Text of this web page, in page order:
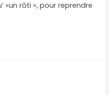
»un rôti », pour reprendre